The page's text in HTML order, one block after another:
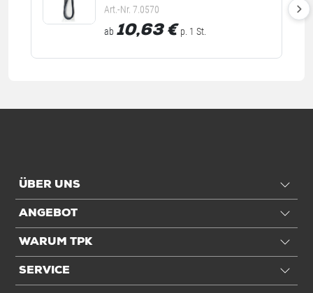
Art.-Nr. 7.0570
ab 10,63 € p. 1 St.
ÜBER UNS
ANGEBOT
WARUM TPK
SERVICE